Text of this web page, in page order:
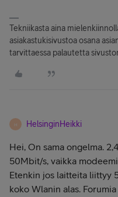
Tekniikasta aina
asiakastukisivustoa osana
tarvittaessa palautetta
H HelsinginHeikki
Hei, On sama ongelma.
50Mbit/s, vaikka
Etenkin jos laitteita liittyy
koko Wlanin alas.